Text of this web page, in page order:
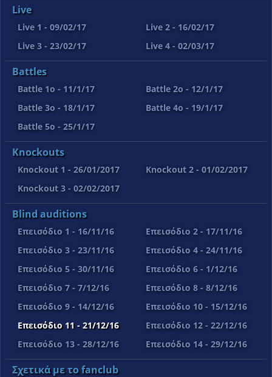
Live
Live 1 - 09/02/17
Live 2 - 16/02/17
Live 3 - 23/02/17
Live 4 - 02/03/17
Battles
Battle 1o - 11/1/17
Battle 2o - 12/1/17
Battle 3o - 18/1/17
Battle 4o - 19/1/17
Battle 5o - 25/1/17
Knockouts
Knockout 1 - 26/01/2017
Knockout 2 - 01/02/2017
Knockout 3 - 02/02/2017
Blind auditions
Επεισόδιο 1 - 16/11/16
Επεισόδιο 2 - 17/11/16
Επεισόδιο 3 - 23/11/16
Επεισόδιο 4 - 24/11/16
Επεισόδιο 5 - 30/11/16
Επεισόδιο 6 - 1/12/16
Επεισόδιο 7 - 7/12/16
Επεισόδιο 8 - 8/12/16
Επεισόδιο 9 - 14/12/16
Επεισόδιο 10 - 15/12/16
Επεισόδιο 11 - 21/12/16
Επεισόδιο 12 - 22/12/16
Επεισόδιο 13 - 28/12/16
Επεισόδιο 14 - 29/12/16
Σχετικά με το fanclub